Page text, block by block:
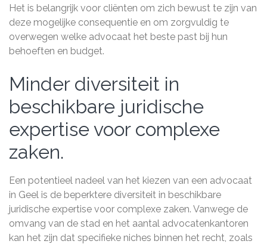
Het is belangrijk voor cliënten om zich bewust te zijn van
deze mogelijke consequentie en om zorgvuldig te
overwegen welke advocaat het beste past bij hun
behoeften en budget.
Minder diversiteit in
beschikbare juridische
expertise voor complexe
zaken.
Een potentieel nadeel van het kiezen van een advocaat
in Geel is de beperktere diversiteit in beschikbare
juridische expertise voor complexe zaken. Vanwege de
omvang van de stad en het aantal advocatenkantoren
kan het zijn dat specifieke niches binnen het recht, zoals